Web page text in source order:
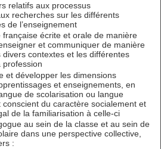
relatifs aux processus
recherches sur les différents
de l’enseignement
française écrite et orale de manière
et communiquer de manière
contextes et les différentes
profession
et développer les dimensions
et enseignements, en
de scolarisation ou langue
conscient du caractère socialement et
de la familiarisation à celle-ci
au sein de la classe et au sein de
dans une perspective collective,
: